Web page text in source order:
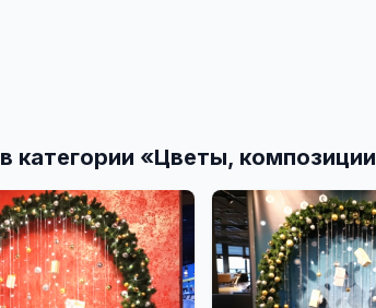
категории «Цветы, композиции